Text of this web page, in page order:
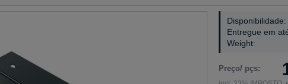
Disponibilidade:
Entregue em
Weight:
Preço/ pçs: